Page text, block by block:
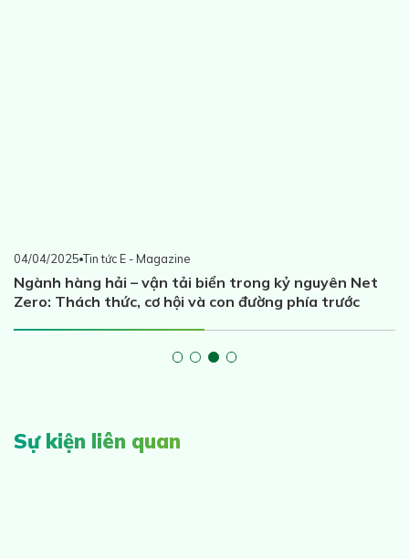
04/04/2025 Tin tức E - Magazine
Ngành hàng hải – vận tải biển trong kỷ nguyên Net
Zero: Thách thức, cơ hội và con đường phía trước
Sự kiện liên quan